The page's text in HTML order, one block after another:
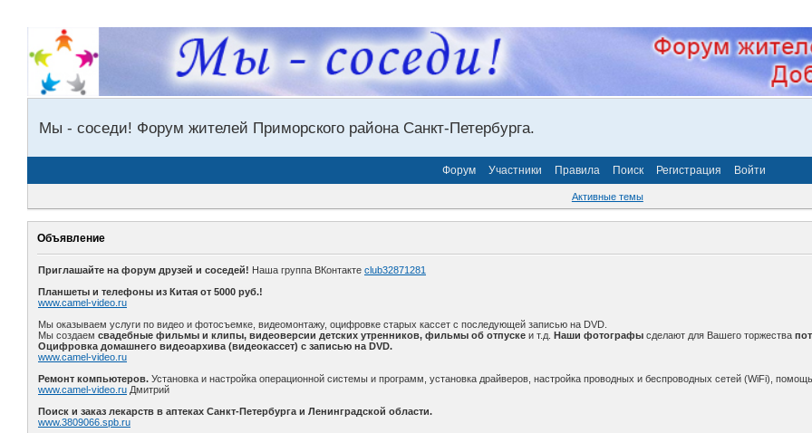
Мы - соседи! Форум жителей Приморского района Санкт-Петербурга.
Форум Участники Правила Поиск Регистрация Войти
Активные темы
Объявление
Приглашайте на форум друзей и соседей! Наша группа ВКонтакте club32871281
Планшеты и телефоны из Китая от 5000 руб.!
www.camel-video.ru
Мы оказываем услуги по видео и фотосъемке, видеомонтажу, оцифровке старых кассет с последующей записью на DVD.
Мы создаем свадебные фильмы и клипы, видеоверсии детских утренников, фильмы об отпуске и т.д. Наши фотографы сделают для Вашего торжества
Оцифровка домашнего видеоархива (видеокассет) с записью на DVD.
www.camel-video.ru
Ремонт компьютеров. Установка и настройка операционной системы и программ, установка драйверов, настройка проводных и беспроводных сетей (WiFi),
www.camel-video.ru Дмитрий
Поиск и заказ лекарств в аптеках Санкт-Петербурга и Ленинградской области.
www.3809066.spb.ru